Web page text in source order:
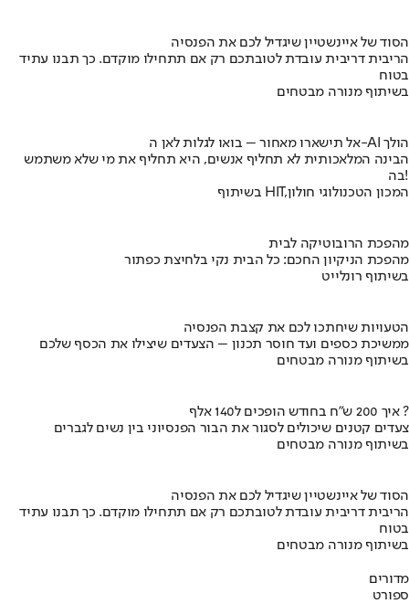
הסוד של איינשטיין שיגדיל לכם את הפנסיה
הריבית דריבית עובדת לטובתכם רק אם תתחילו מוקדם. כך תבנו עתיד
בטוח
בשיתוף מנורה מבטחים
אל תישארו מאחור – בואו לגלות לאן ה-AI הולך
הבינה המלאכותית לא תחליף אנשים, היא תחליף את מי שלא משתמש
בה!
בשיתוף HIT,המכון הטכנולוגי חולון
מהפכת הרובוטיקה לבית
מהפכת הניקיון החכם: כל הבית נקי בלחיצת כפתור
בשיתוף רונלייט
הטעויות שיחתכו לכם את קצבת הפנסיה
ממשיכת כספים ועד חוסר תכנון – הצעדים שיצילו את הכסף שלכם
בשיתוף מנורה מבטחים
איך 200 ש"ח בחודש הופכים ל140 אלף ?
צעדים קטנים שיכולים לסגור את הבור הפנסיוני בין נשים לגברים
בשיתוף מנורה מבטחים
הסוד של איינשטיין שיגדיל לכם את הפנסיה
הריבית דריבית עובדת לטובתכם רק אם תתחילו מוקדם. כך תבנו עתיד
בטוח
בשיתוף מנורה מבטחים
מדורים
ספורט